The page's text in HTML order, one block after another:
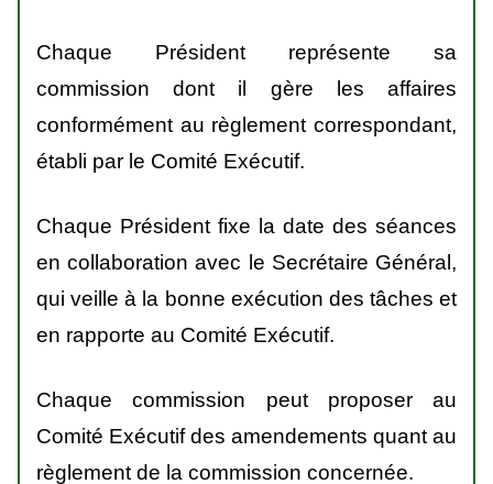
Chaque Président représente sa
commission dont il gère les affaires
conformément au règlement correspondant,
établi par le Comité Exécutif.
Chaque Président fixe la date des séances
en collaboration avec le Secrétaire Général,
qui veille à la bonne exécution des tâches et
en rapporte au Comité Exécutif.
Chaque commission peut proposer au
Comité Exécutif des amendements quant au
règlement de la commission concernée.